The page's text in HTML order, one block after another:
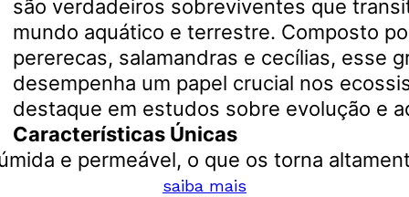
são verdadeiros sobreviventes que
mundo aquático e terrestre. Composto
pererecas, salamandras e cecílias, esse
desempenha um papel crucial nos
destaque em estudos sobre evolução e
Características Únicas
e permeável, o que os torna
saiba mais